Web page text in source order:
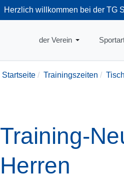
Herzlich willkommen bei der TG
der Verein
Startseite Trainingszeiten
Training-
Herren